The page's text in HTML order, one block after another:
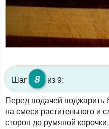
Шаг 8
из 9:
Перед подачей поджарить
на смеси растительного и
сторон до румяной корочки.